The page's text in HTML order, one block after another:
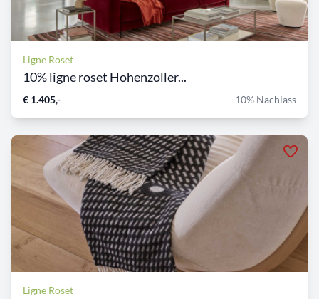
Ligne Roset
10% ligne roset Hohenzoller...
€ 1.405,- 10% Nachlass
Ligne Roset